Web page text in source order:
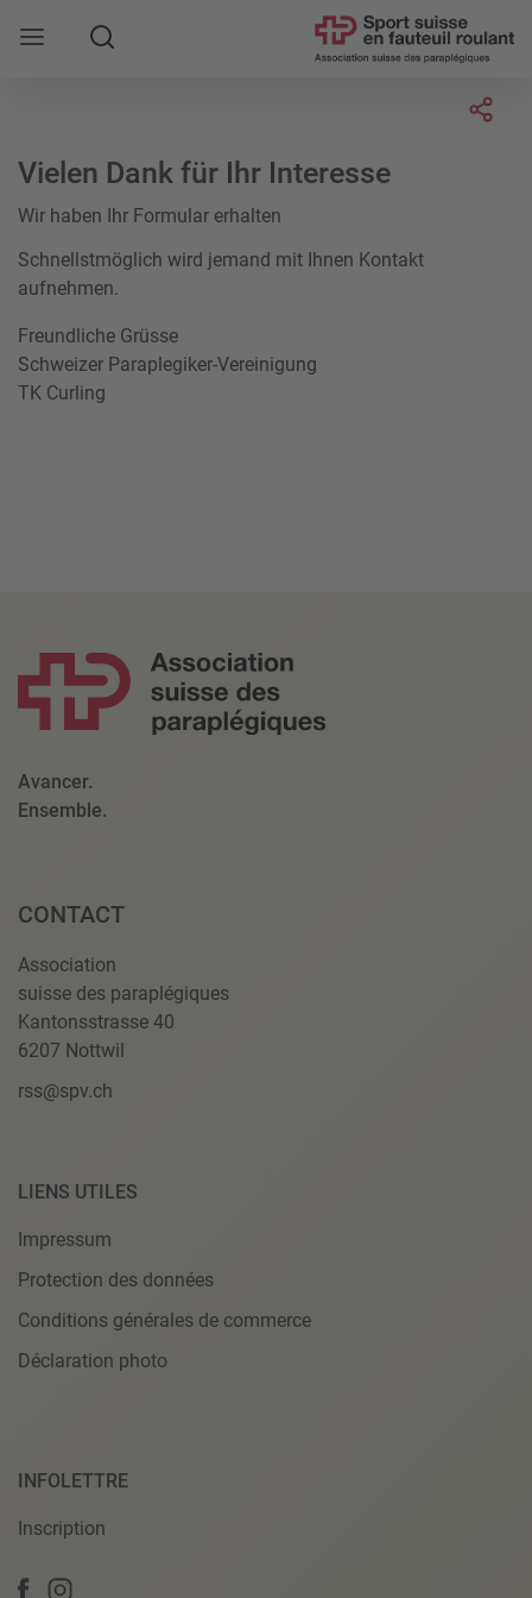
Rechercher
Vielen Dank für Ihr Interesse
Wir haben Ihr Formular erhalten
Schnellstmöglich wird jemand mit Ihnen Kontakt
aufnehmen.
Freundliche Grüsse
Schweizer Paraplegiker-Vereinigung
TK Curling
Avancer.
Ensemble.
CONTACT
Association
suisse des paraplégiques
Kantonsstrasse 40
6207 Nottwil
rss@spv.ch
LIENS UTILES
Impressum
Protection des données
Conditions générales de commerce
Déclaration photo
INFOLETTRE
Inscription